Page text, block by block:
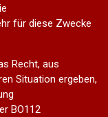
für diese Zwecke
Recht, aus
Situation ergeben,
BO112